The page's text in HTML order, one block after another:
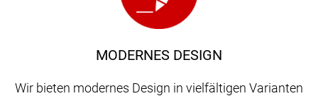
MODERNES DESIGN
Wir bieten modernes Design in vielfältigen Varianten